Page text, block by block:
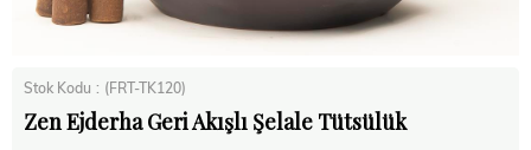
Stok Kodu (FRT-TK120)
Zen Ejderha Geri Akışlı Şelale Tütsülük